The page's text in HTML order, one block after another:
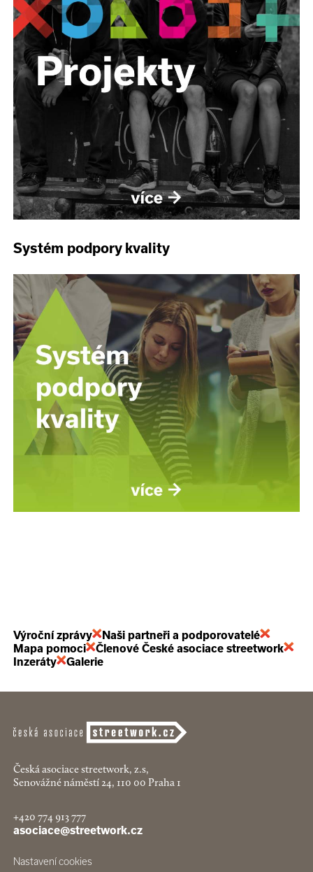
Systém podpory kvality
Výroční zprávy
Naši partneři a podporovatelé
Mapa pomoci
Členové České asociace streetwork
Inzeráty
Galerie
Česká asociace streetwork, z.s,
Senovážné náměstí 24, 110 00 Praha 1
+420 774 913 777
asociace@streetwork.cz
Nastavení cookies